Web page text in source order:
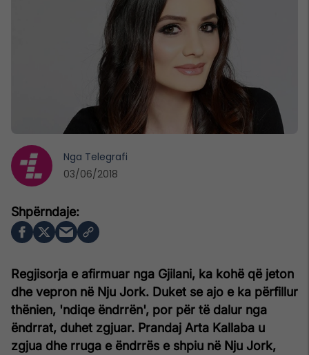
Regjisorja e afirmuar nga Gjilani, ka kohë që jeton
dhe vepron në Nju Jork. Duket se ajo e ka përfillur
thënien, 'ndiqe ëndrrën', por për të dalur nga
ëndrrat, duhet zgjuar. Prandaj Arta Kallaba u
zgjua dhe rruga e ëndrrës e shpiu në Nju Jork,
Nga Telegrafi
03/06/2018